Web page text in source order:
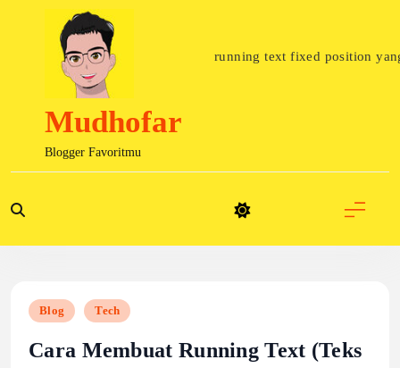
Mudhofar
Blogger Favoritmu
Blog Tech
Cara Membuat Running Text (Teks
running text fixed position yang